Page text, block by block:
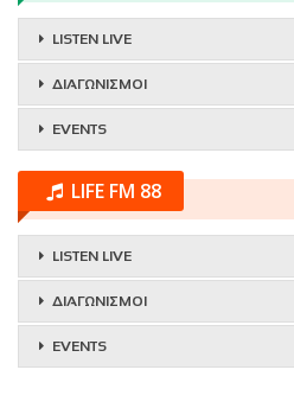
LISTEN LIVE
ΔΙΑΓΩΝΙΣΜΟΙ
EVENTS
LIFE FM 88
LISTEN LIVE
ΔΙΑΓΩΝΙΣΜΟΙ
EVENTS